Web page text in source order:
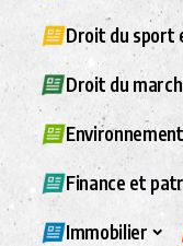
Droit du sport
Droit du
Finance et
Immobilier